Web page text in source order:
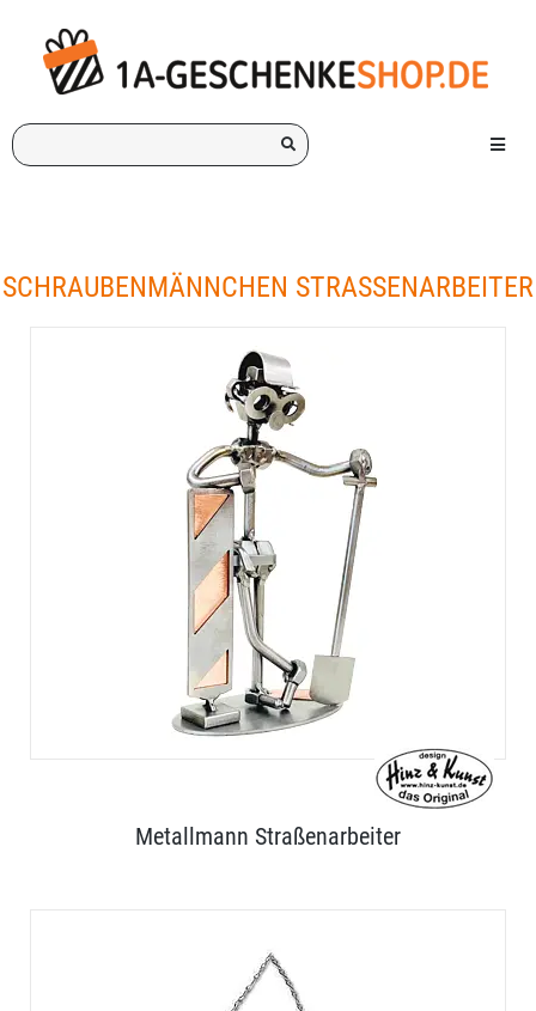
Ich
suche
Menü
SCHRAUBENMÄNNCHEN STRASSENARBEITER
Metallmann Straßenarbeiter